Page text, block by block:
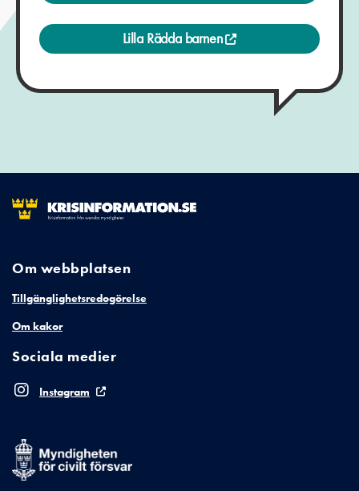
Lilla Rädda barnen
Om webbplatsen
Tillgänglighetsredogörelse
Om kakor
Sociala medier
Instagram